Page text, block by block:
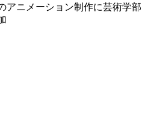
アニメーション制作に芸術学部